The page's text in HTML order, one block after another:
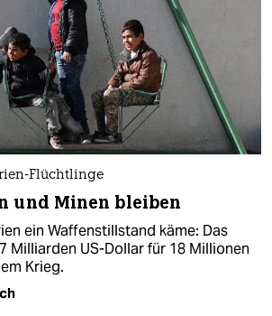
Flüchtlinge
und Minen bleiben
ein Waffenstillstand käme: Das
Milliarden US-Dollar für 18 Millionen
Krieg.